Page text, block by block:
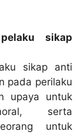
sikap
sikap anti
pada perilaku
upaya untuk
serta
untuk